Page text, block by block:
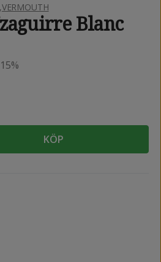
VERMOUTH
Blanc
15%
KÖP